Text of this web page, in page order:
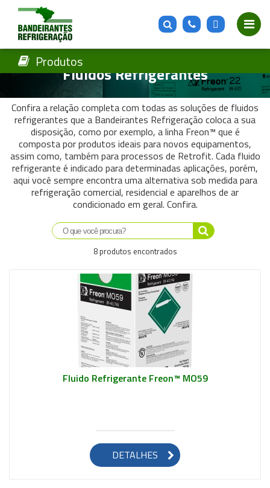
Fluidos Refrigerantes
Produtos
Confira a relação completa com todas as soluções de fluidos
refrigerantes que a Bandeirantes Refrigeração coloca a sua
disposição, como por exemplo, a linha Freon™ que é
composta por produtos ideais para novos equipamentos,
assim como, também para processos de Retrofit. Cada fluido
refrigerante é indicado para determinadas aplicações, porém,
aqui você sempre encontra uma alternativa sob medida para
refrigeração comercial, residencial e aparelhos de ar
condicionado em geral. Confira.
8 produtos encontrados
Saiba mais
Fluido Refrigerante Freon™ MO59
DETALHES
Saiba mais